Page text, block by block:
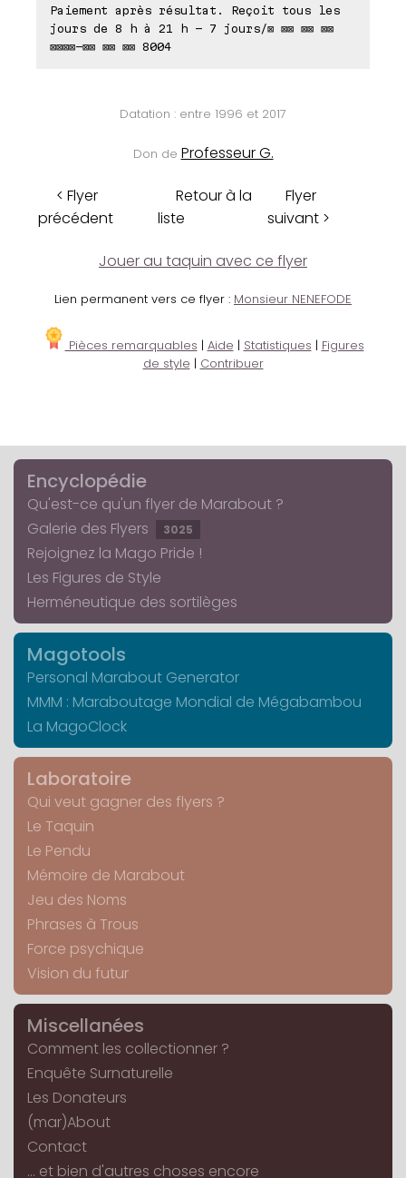
Paiement après résultat. Reçoit tous les
jours de 8 h à 21 h - 7 jours/⊠ ⊠⊠ ⊠⊠ ⊠⊠
⊠⊠⊠⊠-⊠⊠ ⊠⊠ ⊠⊠ 8004
Datation : entre 1996 et 2017
Don de Professeur G.
< Flyer
précédent
Retour à la
liste
Flyer
suivant >
Jouer au taquin avec ce flyer
Lien permanent vers ce flyer : Monsieur NENEFODE
Pièces remarquables | Aide | Statistiques | Figures
de style | Contribuer
Encyclopédie
Qu'est-ce qu'un flyer de Marabout ?
Galerie des Flyers
3025
Rejoignez la Mago Pride !
Les Figures de Style
Herméneutique des sortilèges
Magotools
Personal Marabout Generator
MMM : Maraboutage Mondial de Mégabambou
La MagoClock
Laboratoire
Qui veut gagner des flyers ?
Le Taquin
Le Pendu
Mémoire de Marabout
Jeu des Noms
Phrases à Trous
Force psychique
Vision du futur
Miscellanées
Comment les collectionner ?
Enquête Surnaturelle
Les Donateurs
(mar)About
Contact
... et bien d'autres choses encore